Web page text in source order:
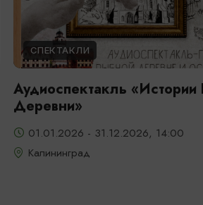
СПЕКТАКЛИ
Аудиоспектакль
Деревни»
01.01.2026 - 31.12.2026, 14:00
Калининград